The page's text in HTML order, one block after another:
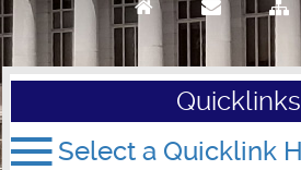
dropdown
menu
headers
Quicklinks